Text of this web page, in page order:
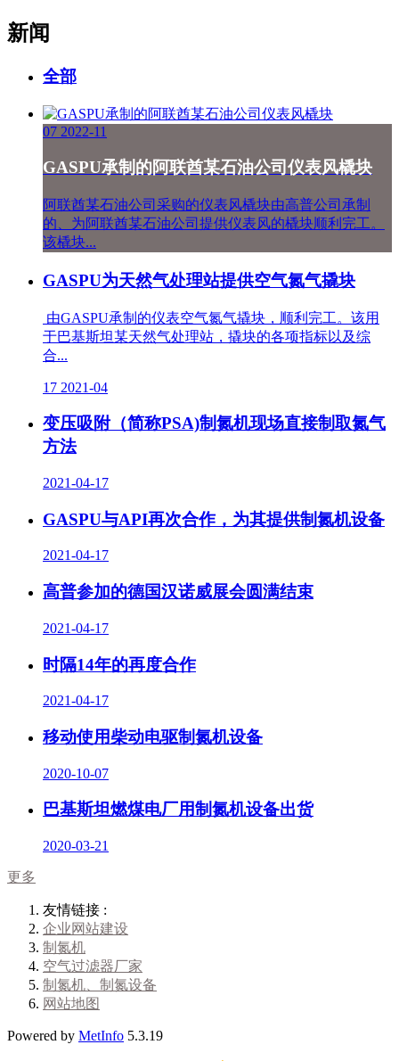
新闻
全部
07 2022-11
GASPU承制的阿联酋某石油公司仪表风橇块
阿联酋某石油公司采购的仪表风橇块由高普公司承制
的、为阿联酋某石油公司提供仪表风的橇块顺利完工。
该橇块...
GASPU为天然气处理站提供空气氮气撬块
由GASPU承制的仪表空气氮气撬块，顺利完工。该用
于巴基斯坦某天然气处理站，撬块的各项指标以及综
合...
17 2021-04
变压吸附（简称PSA)制氮机现场直接制取氮气
方法
2021-04-17
GASPU与API再次合作，为其提供制氮机设备
2021-04-17
高普参加的德国汉诺威展会圆满结束
2021-04-17
时隔14年的再度合作
2021-04-17
移动使用柴动电驱制氮机设备
2020-10-07
巴基斯坦燃煤电厂用制氮机设备出货
2020-03-21
更多
友情链接 :
企业网站建设
制氮机
空气过滤器厂家
制氮机、制氮设备
网站地图
Powered by MetInfo 5.3.19